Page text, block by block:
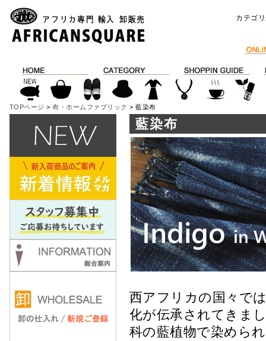
カテゴ
TOPページ >布・ホームファブリック > 藍染布
藍染布
西アフリカの国々で
化が伝承されてきま
科の藍植物で染めら